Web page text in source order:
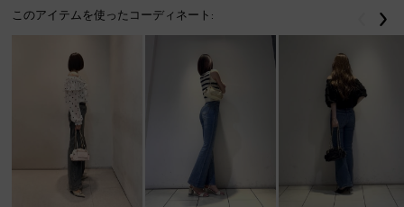
このアイテムを使ったコーディネート: 戻る